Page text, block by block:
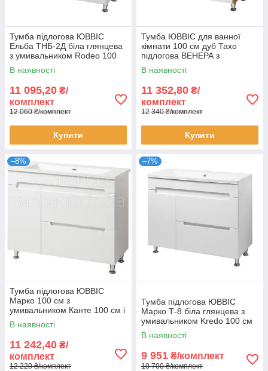
Тумба підлогова ЮВВІС
Ельба ТНБ-2Д біла глянцева
з умивальником Rodeo 100
см
В наявності
11 095,20 ₴/
комплект
12 060 ₴/комплект
Купити
Тумба ЮВВІС для ванної
кімнати 100 см дуб Тахо
підлогова ВЕНЕРА з
умивальником ЕСТЕЛЬ
В наявності
11 352,80 ₴/
комплект
12 340 ₴/комплект
Купити
–8%
Тумба підлогова ЮВВІС
Марко 100 см з
умивальником Канте 100 см і
кошиком для білизни
В наявності
11 242,40 ₴/
комплект
12 220 ₴/комплект
–7%
Тумба підлогова ЮВВІС
Марко Т-8 біла глянцева з
умивальником Kredo 100 см
В наявності
9 951 ₴/комплект
10 700 ₴/комплект